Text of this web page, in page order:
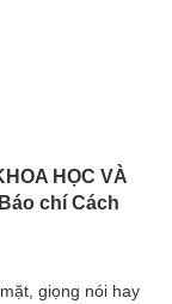
HỌC VÀ
chí Cách
giọng nói hay